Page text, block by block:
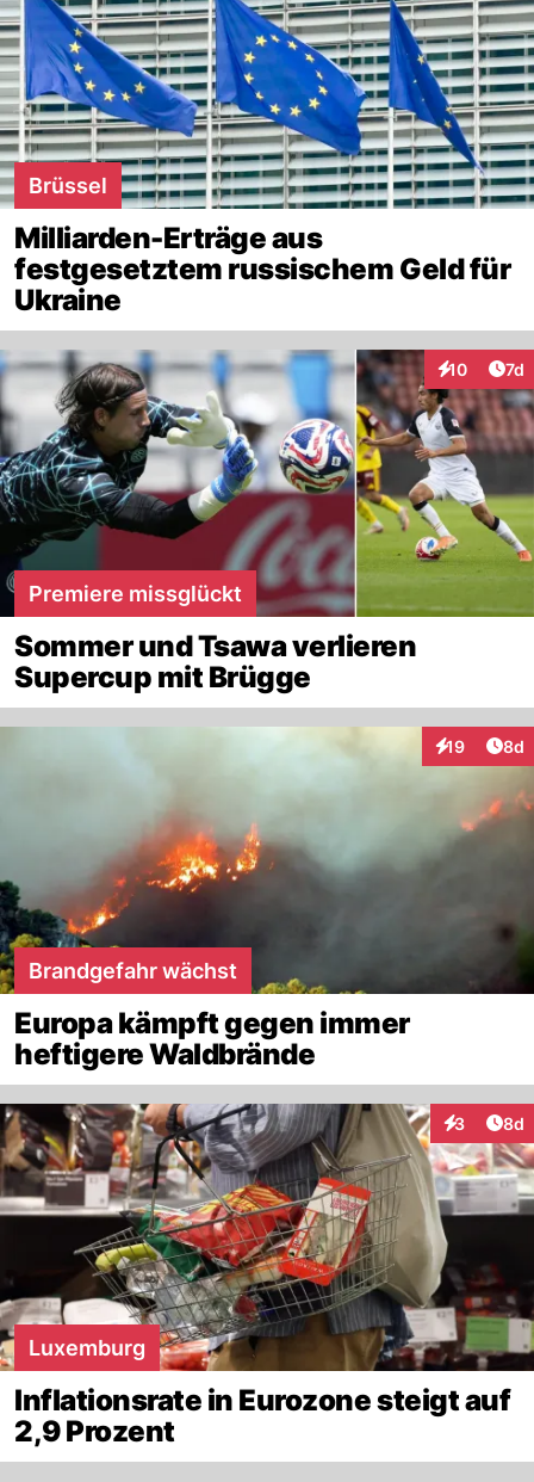
Brüssel
Milliarden-Erträge aus
festgesetztem russischem Geld für
Ukraine
10 7d
Premiere missglückt
Sommer und Tsawa verlieren
Supercup mit Brügge
19
Interaktionen
8d
Brandgefahr wächst
Europa kämpft gegen immer
heftigere Waldbrände
3 8d
Luxemburg
Inflationsrate in Eurozone steigt auf
2,9 Prozent